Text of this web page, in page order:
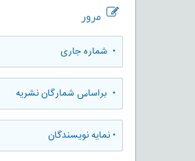
مرور
• شماره جاری
• براساس شمارگان نشریه
•نمایه نویسندگان